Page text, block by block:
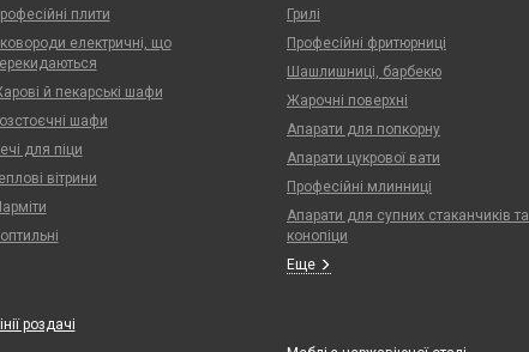
плити
електричні, що
й пекарські шафи
шафи
для піци
вітрини
роздачі
Грилі
Професійні фритюрниці
Шашлишниці, барбекю
Жарочні поверхні
Апарати для попкорну
Апарати цукрової вати
Професійні млинниці
Апарати для супних стаканчиків та
конопіци
Еще